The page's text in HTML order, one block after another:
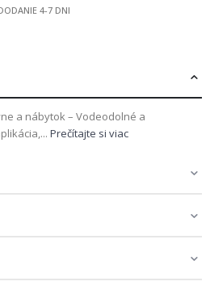
4-7 DNI
a nábytok – Vodeodolné a
Prečítajte si viac